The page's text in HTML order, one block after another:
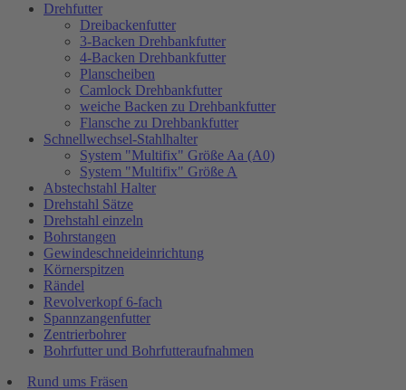
Drehfutter
Dreibackenfutter
3-Backen Drehbankfutter
4-Backen Drehbankfutter
Planscheiben
Camlock Drehbankfutter
weiche Backen zu Drehbankfutter
Flansche zu Drehbankfutter
Schnellwechsel-Stahlhalter
System "Multifix" Größe Aa (A0)
System "Multifix" Größe A
Abstechstahl Halter
Drehstahl Sätze
Drehstahl einzeln
Bohrstangen
Gewindeschneideinrichtung
Körnerspitzen
Rändel
Revolverkopf 6-fach
Spannzangenfutter
Zentrierbohrer
Bohrfutter und Bohrfutteraufnahmen
Rund ums Fräsen